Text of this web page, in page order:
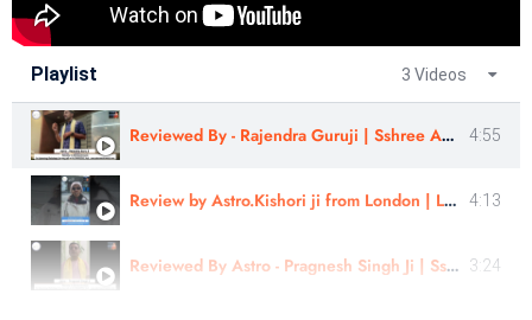
Playlist 3 Videos
Reviewed By - Rajendra Guruji | Sshree Astro Vastu 4:55
Review by Astro.Kishori ji from London | Learn Astrology 4:13
Reviewed By Astro - Pragnesh Singh Ji | Sshree Astro Vastu 3:24